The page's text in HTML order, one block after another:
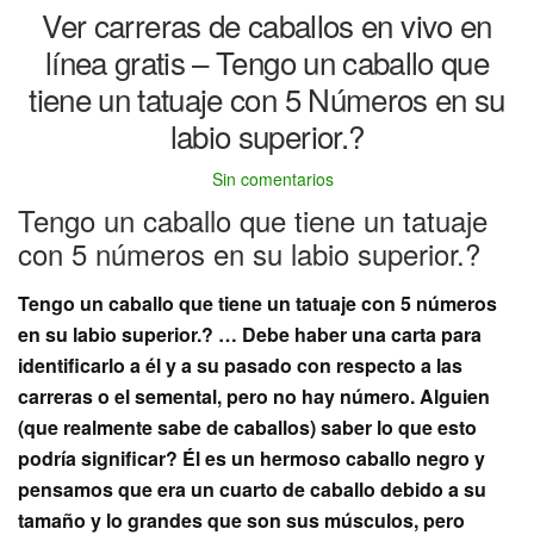
Ver carreras de caballos en vivo en
línea gratis – Tengo un caballo que
tiene un tatuaje con 5 Números en su
labio superior.?
Sin comentarios
Tengo un caballo que tiene un tatuaje
con 5 números en su labio superior.?
Tengo un caballo que tiene un tatuaje con 5 números
en su labio superior.? … Debe haber una carta para
identificarlo a él y a su pasado con respecto a las
carreras o el semental, pero no hay número. Alguien
(que realmente sabe de caballos) saber lo que esto
podría significar? Él es un hermoso caballo negro y
pensamos que era un cuarto de caballo debido a su
tamaño y lo grandes que son sus músculos, pero